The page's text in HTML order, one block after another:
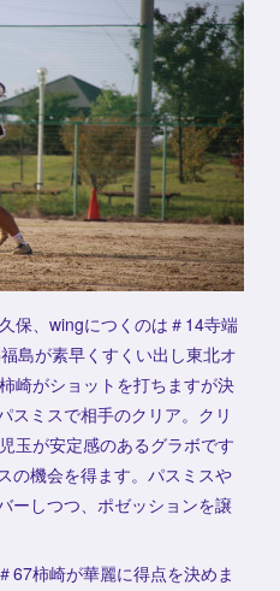
保、wingにつくのは＃14寺端
島が素早くすくい出し東北オ
崎がショットを打ちますが決
スミスで相手のクリア。クリ
玉が安定感のあるグラボです
の機会を得ます。パスミスや
ーしつつ、ポゼッションを譲
67柿崎が華麗に得点を決めま